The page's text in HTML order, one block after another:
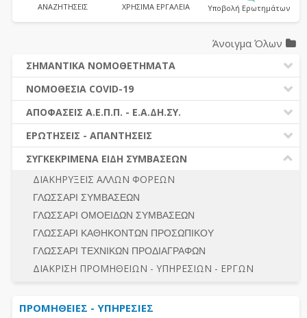
ΑΝΑΖΗΤΗΣΕΙΣ ΧΡΗΣΙΜΑ ΕΡΓΑΛΕΙΑ Υποβολή Ερωτημάτων
Άνοιγμα Όλων
ΣΗΜΑΝΤΙΚΑ ΝΟΜΟΘΕΤΗΜΑΤΑ
ΔΗΜΟΣΙΕΣ ΣΥΜΒΑΣΕΙΣ (Ν. 4412/2016)
ΔΗΜΟΤΙΚΟΣ ΚΩΔΙΚΑΣ (Ν.3463/2006)
ΚΑΛΛΙΚΡΑΤΗΣ (Ν.3852/2010)
ΝΟΜΟΘΕΣΙΑ - ΝΟΜΟΛΟΓΙΑ (ΣΥΝΟΛΟ)
ΝΟΜΟΘΕΣΙΑ COVID-19
ΝΟΜΟΘΕΣΙΑ - ΝΟΜΟΛΟΓΙΑ COVID -19
ΕΡΩΤΗΣΕΙΣ - ΑΠΑΝΤΗΣΕΙΣ
ΑΠΟΦΑΣΕΙΣ Α.Ε.Π.Π. - Ε.Α.ΔΗ.ΣΥ.
ΠΡΟΔΙΚΑΣΤΙΚΗ ΠΡΟΣΦΥΓΗ
ΓΕΝΙΚΟΙ ΚΑΝΟΝΕΣ
ΔΙΚΑΙΟΥΜΕΝΟΙ ΣΥΜΜΕΤΟΧΗΣ
ΠΡΟΣΦΟΡΕΣ – ΔΙΚΑΙΟΛΟΓΗΤΙΚΑ ΣΥΜΜΕΤΟΧΗΣ
ΔΙΕΞΑΓΩΓΗ ΔΙΑΔΙΚΑΣΙΑΣ
ΕΣΗΔΗΣ – ΚΗΜΔΗΣ
ΠΕΡΙΛΗΨΕΙΣ ΑΠΟΦΑΣΕΩΝ Α.Ε.Π.Π. - Ε.Α.ΔΗ.ΣΥ.
ΣΥΝΟΛΟ
ΕΡΩΤΗΣΕΙΣ - ΑΠΑΝΤΗΣΕΙΣ
Ν. 4782/2021 - ΤΡΟΠΟΠΟΙΗΣΗ 4412/2016
ΔΙΕΞΑΓΩΓΗ ΔΙΑΔΙΚΑΣΙΑΣ
ΔΙΑΔΙΚΑΣΙΕΣ ΑΝΑΘΕΣΗΣ
ΓΕΝΙΚΟΙ ΚΑΝΟΝΕΣ
ΠΡΟΕΤΟΙΜΑΣΙΑ - ΔΗΜΟΣΙΟΤΗΤΑ
ΛΟΓΟΙ ΑΠΟΚΛΕΙΣΜΟΥ-ΔΙΚΑΙΟΥΜΕΝΟΙ ΣΥΜΜΕΤΟΧΗΣ
ΠΡΟΣΦΟΡΕΣ - ΔΙΚΑΙΟΛΟΓΗΤΙΚΑ ΣΥΜΜΕΤΟΧΗΣ
ΣΥΓΚΕΚΡΙΜΕΝΑ ΕΙΔΗ ΣΥΜΒΑΣΕΩΝ
ΔΙΑΚΗΡΥΞΕΙΣ ΑΛΛΩΝ ΦΟΡΕΩΝ
ΓΛΩΣΣΑΡΙ ΣΥΜΒΑΣΕΩΝ
ΓΛΩΣΣΑΡΙ ΟΜΟΕΙΔΩΝ ΣΥΜΒΑΣΕΩΝ
ΓΛΩΣΣΑΡΙ ΚΑΘΗΚΟΝΤΩΝ ΠΡΟΣΩΠΙΚΟΥ
ΓΛΩΣΣΑΡΙ ΤΕΧΝΙΚΩΝ ΠΡΟΔΙΑΓΡΑΦΩΝ
ΔΙΑΚΡΙΣΗ ΠΡΟΜΗΘΕΙΩΝ - ΥΠΗΡΕΣΙΩΝ - ΕΡΓΩΝ
ΠΡΟΜΗΘΕΙΕΣ - ΥΠΗΡΕΣΙΕΣ